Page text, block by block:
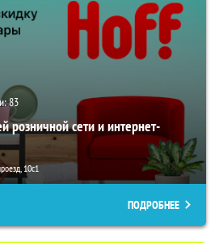
83
розничной сети и интернет-
10с1
ПОДРОБНЕЕ